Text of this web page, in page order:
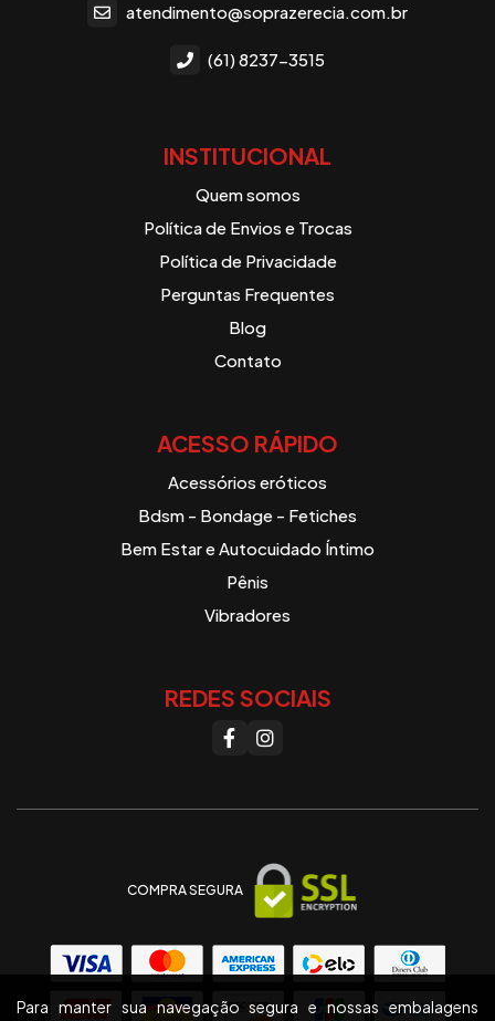
atendimento@soprazerecia.com.br
(61) 8237-3515
INSTITUCIONAL
Quem somos
Política de Envios e Trocas
Política de Privacidade
Perguntas Frequentes
Blog
Contato
ACESSO RÁPIDO
Acessórios eróticos
Bdsm - Bondage - Fetiches
Bem Estar e Autocuidado Íntimo
Pênis
Vibradores
REDES SOCIAIS
COMPRA SEGURA
Para manter sua navegação segura e nossas embalagens